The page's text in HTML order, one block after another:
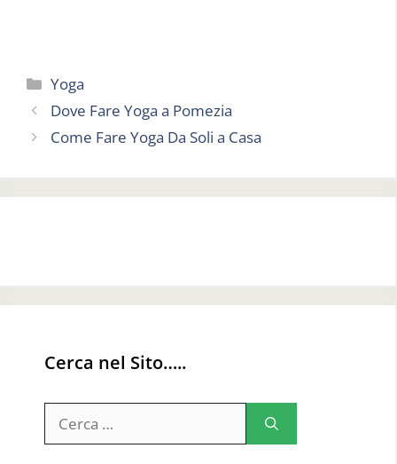
Categorie
Yoga
Dove Fare Yoga a Pomezia
Come Fare Yoga Da Soli a Casa
Cerca nel Sito…..
per: